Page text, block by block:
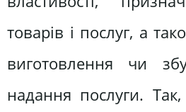
товарів і послуг, а
виготовлення чи
надання послуги.